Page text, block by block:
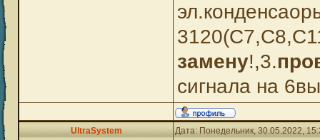
замену!,3.
сигнала на
UltraSystem Дата: Понедельник, 30.05.2022,